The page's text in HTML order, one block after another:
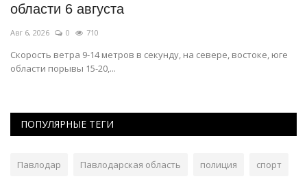
области 6 августа
Авг 6, 2026 0 710
Скорость ветра 9-14 метров в секунду, на севере, востоке, юге
области порывы 15-20,...
ПОПУЛЯРНЫЕ ТЕГИ
Павлодар Павлодарская область полиция спорт